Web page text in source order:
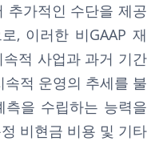
추가적인 수단을 제공
, 이러한 비GAAP 재
적 사업과 과거 기간
적 운영의 추세를 불
을 수립하는 능력을
비현금 비용 및 기타